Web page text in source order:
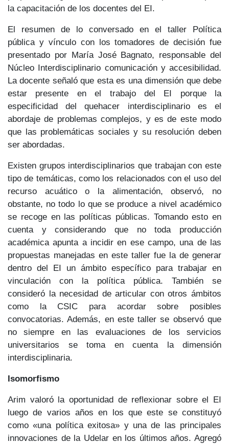
la capacitación de los docentes del EI.
El resumen de lo conversado en el taller Política
pública y vínculo con los tomadores de decisión fue
presentado por María José Bagnato, responsable del
Núcleo Interdisciplinario comunicación y accesibilidad.
La docente señaló que esta es una dimensión que debe
estar presente en el trabajo del EI porque la
especificidad del quehacer interdisciplinario es el
abordaje de problemas complejos, y es de este modo
que las problemáticas sociales y su resolución deben
ser abordadas.
Existen grupos interdisciplinarios que trabajan con este
tipo de temáticas, como los relacionados con el uso del
recurso acuático o la alimentación, observó, no
obstante, no todo lo que se produce a nivel académico
se recoge en las políticas públicas. Tomando esto en
cuenta y considerando que no toda producción
académica apunta a incidir en ese campo, una de las
propuestas manejadas en este taller fue la de generar
dentro del EI un ámbito específico para trabajar en
vinculación con la política pública. También se
consideró la necesidad de articular con otros ámbitos
como la CSIC para acordar sobre posibles
convocatorias. Además, en este taller se observó que
no siempre en las evaluaciones de los servicios
universitarios se toma en cuenta la dimensión
interdisciplinaria.
Isomorfismo
Arim valoró la oportunidad de reflexionar sobre el EI
luego de varios años en los que este se constituyó
como «una política exitosa» y una de las principales
innovaciones de la Udelar en los últimos años. Agregó